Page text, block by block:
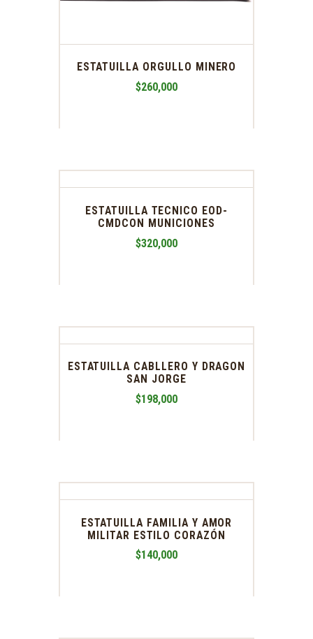
ESTATUILLA ORGULLO MINERO
$260,000
ESTATUILLA TECNICO EOD-
CMDCON MUNICIONES
$320,000
ESTATUILLA CABLLERO Y DRAGON
SAN JORGE
$198,000
ESTATUILLA FAMILIA Y AMOR
MILITAR ESTILO CORAZÓN
$140,000